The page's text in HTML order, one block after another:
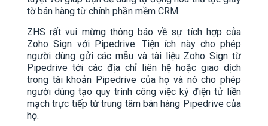
tờ bán hàng từ chính phần mềm CRM.
ZHS rất vui mừng thông báo về sự tích hợp của
Zoho Sign với Pipedrive. Tiện ích này cho phép
người dùng gửi các mẫu và tài liệu Zoho Sign từ
Pipedrive tới các địa chỉ liên hệ hoặc giao dịch
trong tài khoản Pipedrive của họ và nó cho phép
người dùng tạo quy trình công việc ký điện tử liền
mạch trực tiếp từ trung tâm bán hàng Pipedrive của
họ.